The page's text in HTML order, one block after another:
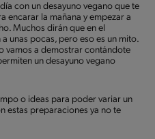
con un desayuno vegano que te
encarar la mañana y empezar a
Muchos dirán que en el
unas pocas, pero eso es un mito.
vamos a demostrar contándote
un desayuno vegano
o ideas para poder variar un
estas preparaciones ya no te